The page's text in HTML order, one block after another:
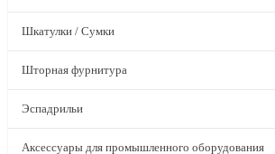
Шкатулки / Сумки
Шторная фурнитура
Эспадрильи
Аксессуары для промышленного оборудования